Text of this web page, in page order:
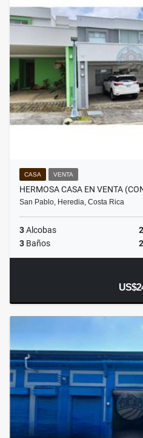
CASA VENTA
HERMOSA CASA EN VENTA
San Pablo, Heredia, Costa Rica
3Alcobas 2
3 Baños